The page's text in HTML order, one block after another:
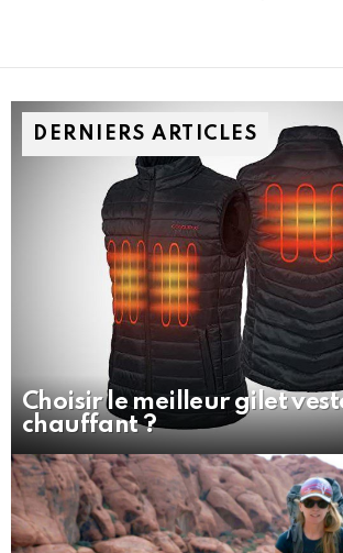
DERNIERS ARTICLES
Choisir le meilleur gilet
chauffant ?